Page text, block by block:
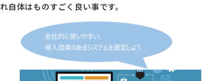
れ自体はものすごく良い事です。